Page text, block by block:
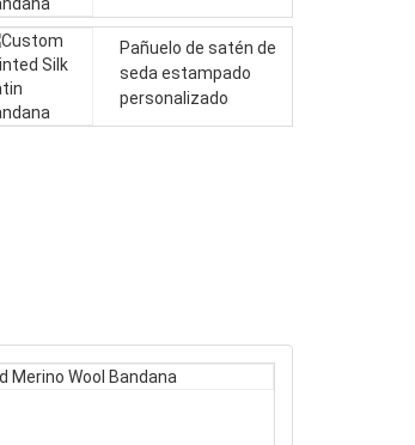
Pañuelo de satén de
seda estampado
personalizado